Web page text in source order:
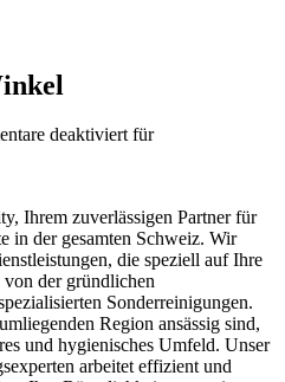
deaktiviertfür
Ihrem zuverlässigen Partner für
in der gesamten Schweiz. Wir
die speziell auf Ihre
von der gründlichen
Sonderreinigungen.
Region ansässig sind,
und hygienisches Umfeld. Unser
arbeitet effizient und